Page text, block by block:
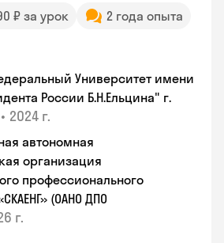
₽ за урок
2 года опыта
Университет имени
России Б.Н.Ельцина" г.
• 2024 г.
автономная
организация
профессионального
(ОАНО ДПО
г.